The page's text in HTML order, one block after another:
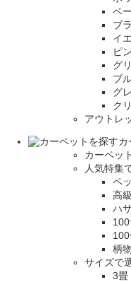
ベ
ブ
イ
ピ
グ
ブ
グ
ク
アウトレ
カ
カーペッ
人気特集
ペ
高
ハ
柄
サイズで
3畳